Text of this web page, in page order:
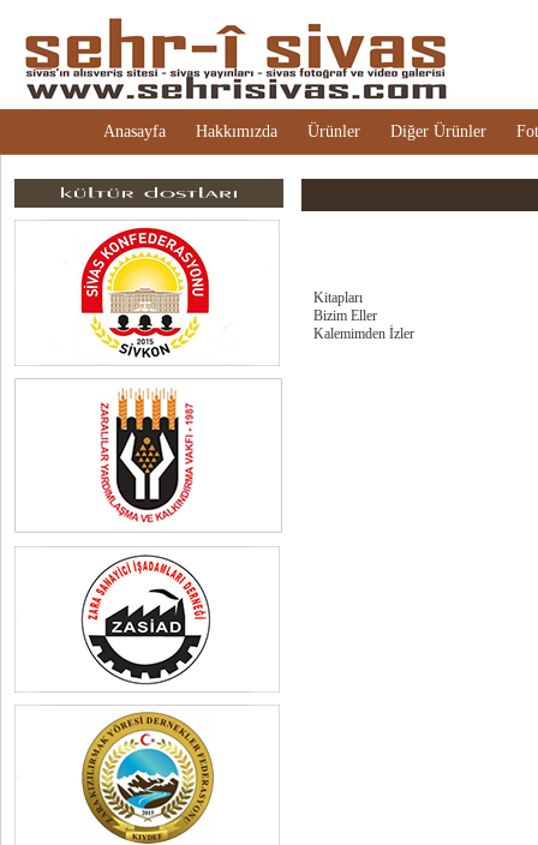
Anasayfa Hakkımızda Ürünler Diğer Ürünler
Kitapları
Bizim Eller
Kalemimden İzler